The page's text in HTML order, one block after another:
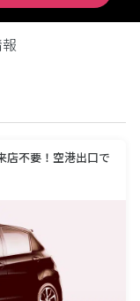
不要！空港出口で